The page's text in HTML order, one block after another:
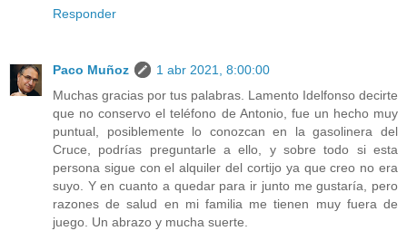
Responder
Paco Muñoz
1 abr 2021, 8:00:00
Muchas gracias por tus palabras. Lamento Idelfonso decirte
que no conservo el teléfono de Antonio, fue un hecho muy
puntual, posiblemente lo conozcan en la gasolinera del
Cruce, podrías preguntarle a ello, y sobre todo si esta
persona sigue con el alquiler del cortijo ya que creo no era
suyo. Y en cuanto a quedar para ir junto me gustaría, pero
razones de salud en mi familia me tienen muy fuera de
juego. Un abrazo y mucha suerte.